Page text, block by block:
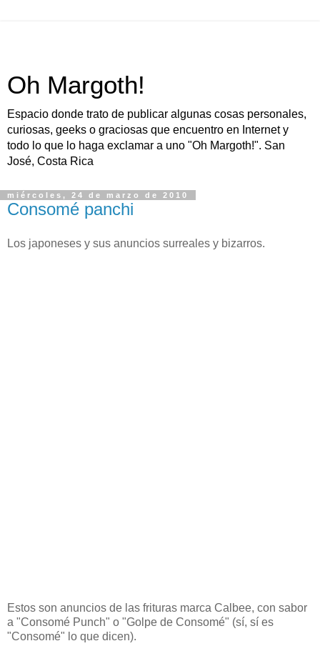
Oh Margoth!
Espacio donde trato de publicar algunas cosas personales,
curiosas, geeks o graciosas que encuentro en Internet y
todo lo que lo haga exclamar a uno "Oh Margoth!". San
José, Costa Rica
miércoles, 24 de marzo de 2010
Consomé panchi
Los japoneses y sus anuncios surreales y bizarros.
Estos son anuncios de las frituras marca Calbee, con sabor
a "Consomé Punch" o "Golpe de Consomé" (sí, sí es
"Consomé" lo que dicen).